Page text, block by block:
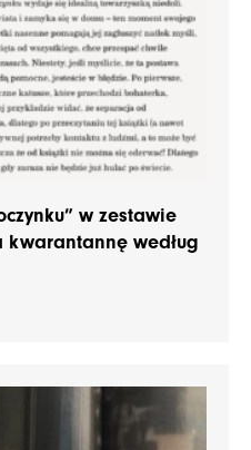
w zestawie
według